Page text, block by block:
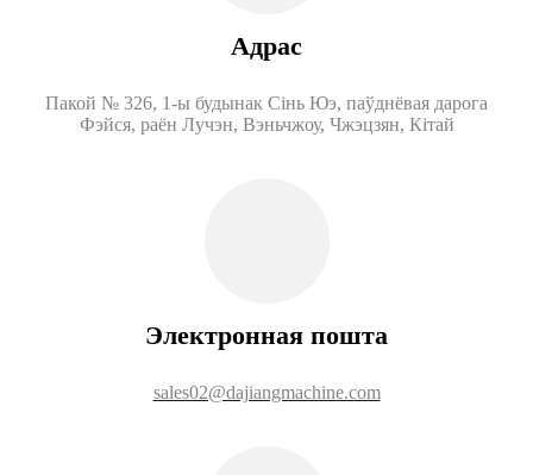
Адрас
Пакой № 326, 1-ы будынак Сінь Юэ, паўднёвая дарога
Фэйся, раён Лучэн, Вэньчжоу, Чжэцзян, Кітай
Электронная пошта
sales02@dajiangmachine.com